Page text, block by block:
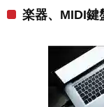
楽器、MIDI鍵